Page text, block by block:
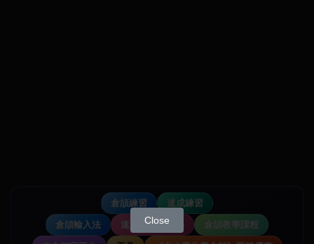
倉頡練習
速成練習
倉頡輸入法
速成輸入法教學
倉頡教學課程
Close